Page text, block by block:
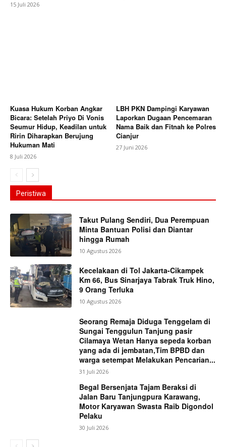
15 Juli 2026
Kuasa Hukum Korban Angkar
Bicara: Setelah Priyo Di Vonis
Seumur Hidup, Keadilan untuk
Ririn Diharapkan Berujung
Hukuman Mati
8 Juli 2026
LBH PKN Dampingi Karyawan
Laporkan Dugaan Pencemaran
Nama Baik dan Fitnah ke Polres
Cianjur
27 Juni 2026
Peristiwa
Takut Pulang Sendiri, Dua Perempuan
Minta Bantuan Polisi dan Diantar
hingga Rumah
10 Agustus 2026
Kecelakaan di Tol Jakarta-Cikampek
Km 66, Bus Sinarjaya Tabrak Truk Hino,
9 Orang Terluka
10 Agustus 2026
Seorang Remaja Diduga Tenggelam di
Sungai Tenggulun Tanjung pasir
Cilamaya Wetan Hanya sepeda korban
yang ada di jembatan,Tim BPBD dan
warga setempat Melakukan Pencarian...
31 Juli 2026
Begal Bersenjata Tajam Beraksi di
Jalan Baru Tanjungpura Karawang,
Motor Karyawan Swasta Raib Digondol
Pelaku
30 Juli 2026